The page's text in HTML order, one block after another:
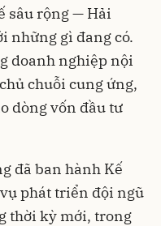
sâu rộng — Hải
những gì đang có.
doanh nghiệp nội
chuỗi cung ứng,
dòng vốn đầu tư
đã ban hành Kế
phát triển đội ngũ
thời kỳ mới, trong